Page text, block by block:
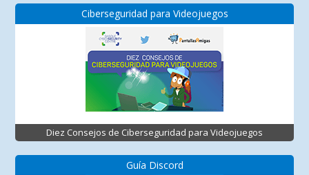
Ciberseguridad para Videojuegos
Diez Consejos de Ciberseguridad para Videojuegos
Guía Discord